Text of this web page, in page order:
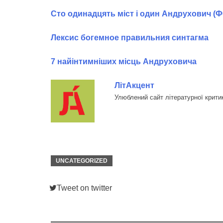
Сто одинадцять міст і один Андрухович
Лексис богемное правильния синтагма
7 найінтимніших місць Андруховича
ЛітАкцент
Улюблений сайт літературної
UNCATEGORIZED
Tweet on twitter